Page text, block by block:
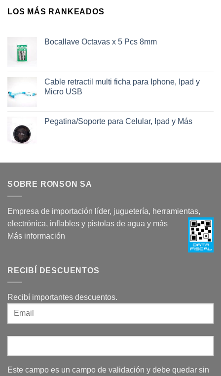
LOS MÁS RANKEADOS
Bocallave Octavas x 5 Pcs 8mm
Cable retractil multi ficha para Iphone, Ipad y
Micro USB
Pegatina/Soporte para Celular, Ipad y Más
SOBRE RONSON SA
Empresa de importación líder, juguetería, herramientas,
electrónica, inflables y pistolas de agua y más
Más información
RECIBÍ DESCUENTOS
Recibí importantes descuentos.
Este campo es un campo de validación y debe quedar sin